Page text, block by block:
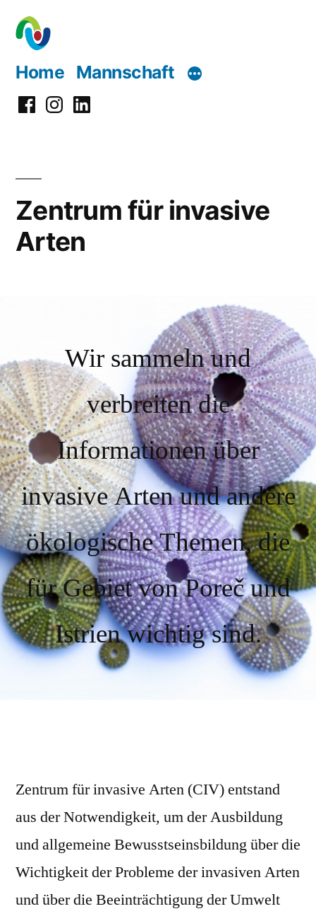
Zum
Inhalt
springen
Home Mannschaft
FacebookInstagramLinkedIn
Zentrum für invasive
Arten
Wir sammeln und
verbreiten die
Informationen über
invasive Arten und andere
ökologische Themen, die
für Gebiet von Poreč und
Istrien wichtig sind.
Zentrum für invasive Arten (CIV) entstand
aus der Notwendigkeit, um der Ausbildung
und allgemeine Bewusstseinsbildung über die
Wichtigkeit der Probleme der invasiven Arten
und über die Beeinträchtigung der Umwelt